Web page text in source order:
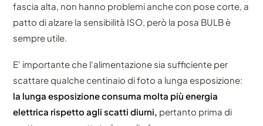
fascia alta, non hanno problemi anche con pose corte, a
patto di alzare la sensibilità ISO, però la posa BULB è
sempre utile.
E' importante che l'alimentazione sia sufficiente per
scattare qualche centinaio di foto a lunga esposizione:
la lunga esposizione consuma molta più energia
elettrica rispetto agli scatti diurni, pertanto prima di